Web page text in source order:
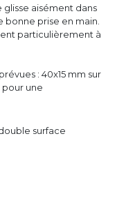
glisse aisément dans
bonne prise en main.
particulièrement à
: 40x15 mm sur
pour une
surface